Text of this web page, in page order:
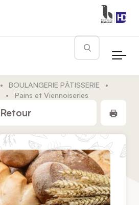
Rechercher
• BOULANGERIE PÂTISSERIE
•
• Pains et Viennoiseries
Retour